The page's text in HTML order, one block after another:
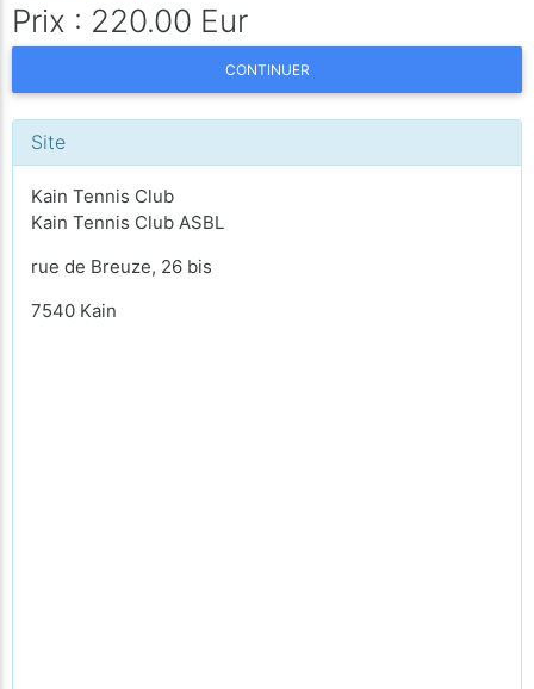
Prix : 220.00 Eur
CONTINUER
Site
Kain Tennis Club
Kain Tennis Club ASBL
rue de Breuze, 26 bis
7540 Kain